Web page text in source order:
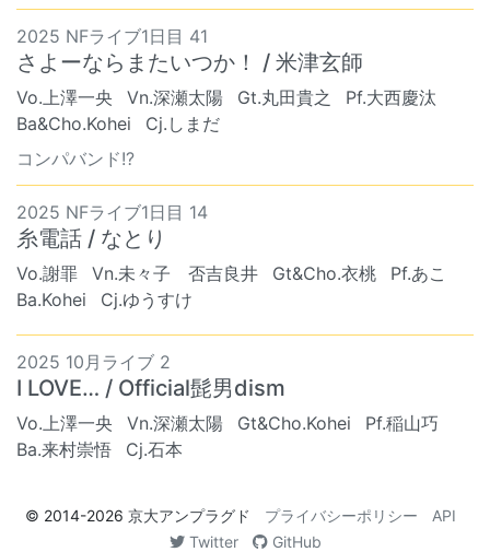
2025 NFライブ1日目 41
さよーならまたいつか！ / 米津玄師
Vo.上澤一央 Vn.深瀬太陽 Gt.丸田貴之
Pf.大西慶汰
Ba&Cho.Kohei
Cj.しまだ
コンパバンド!?
2025 NFライブ1日目 14
糸電話 / なとり
Vo.謝罪 Vn.未々子 否吉良井 Gt&Cho.衣桃
Pf.あこ
Ba.Kohei
Cj.ゆうすけ
2025 10月ライブ 2
I LOVE… / Official髭男dism
Vo.上澤一央 Vn.深瀬太陽 Gt&Cho.Kohei
Pf.稲山巧
Ba.来村崇悟
Cj.石本
© 2014-2026 京大アンプラグド プライバシーポリシー
API
Twitter
GitHub